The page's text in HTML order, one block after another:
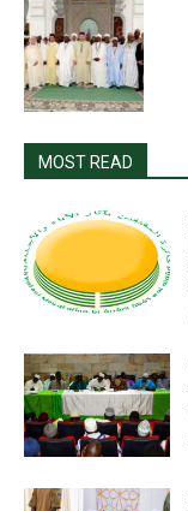
MOST READ